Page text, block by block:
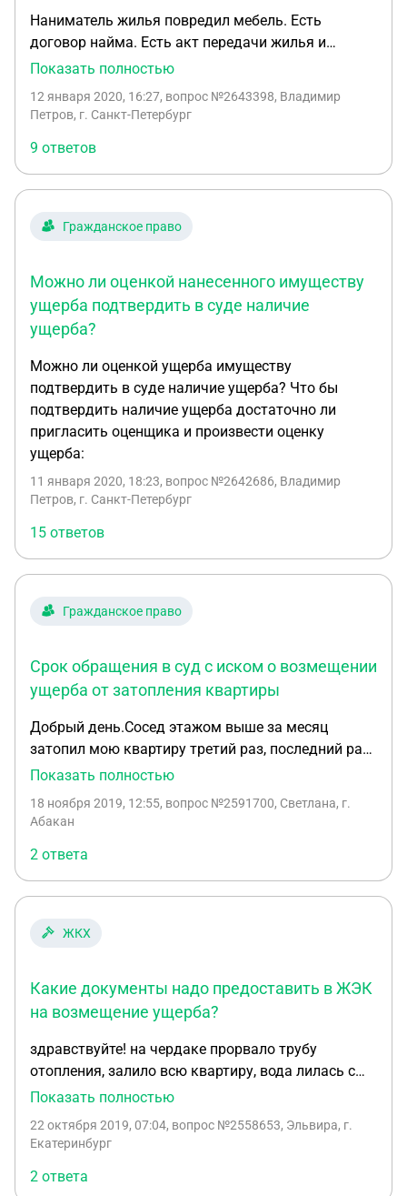
Наниматель жилья повредил мебель. Есть
договор найма. Есть акт передачи жилья и
мебели нанимателю без повреждений.
наличие повреждений нет. Если заказать оценку
документа достаточно в суде для подтверждения
наличия ущерба?
Показать полностью
12 января 2020, 16:27, вопрос №2643398, Владимир
Петров, г. Санкт-Петербург
9 ответов
Гражданское право
Можно ли оценкой нанесенного имуществу
ущерба подтвердить в суде наличие
ущерба?
Можно ли оценкой ущерба имуществу
подтвердить в суде наличие ущерба? Что бы
подтвердить наличие ущерба достаточно ли
пригласить оценщика и произвести оценку
ущерба:
11 января 2020, 18:23, вопрос №2642686, Владимир
Петров, г. Санкт-Петербург
15 ответов
Гражданское право
Срок обращения в суд с иском о возмещении
ущерба от затопления квартиры
Добрый день.Сосед этажом выше за месяц
затопил мою квартиру третий раз, последний раз
залив квартиры был 02.10.2019г, какой срок
от залива квартиры соседями?
Показать полностью
18 ноября 2019, 12:55, вопрос №2591700, Светлана, г.
Абакан
2 ответа
ЖКХ
Какие документы надо предоставить в ЖЭК
на возмещение ущерба?
здравствуйте! на чердаке прорвало трубу
отопления, залило всю квартиру, вода лилась с
потолка, из щелей, где висела люстра и лампочки,
обои отклеились. Живем в пятиэтажном ,на 5
ЖЭК на возмещение ущерба?
Показать полностью
22 октября 2019, 07:04, вопрос №2558653, Эльвира, г.
Екатеринбург
2 ответа